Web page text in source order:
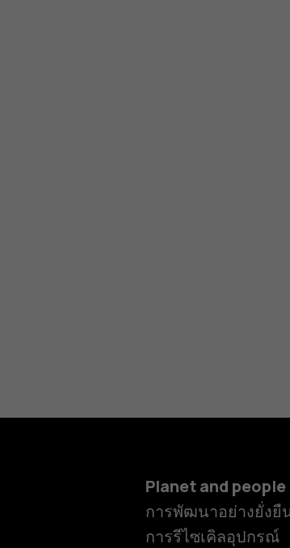
Planet and people
การพัฒนาอย่างยั่งยื
การรีไซเคิลอุปกรณ์